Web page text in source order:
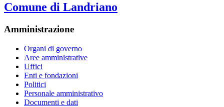
Comune di Landriano
Amministrazione
Organi di governo
Aree amministrative
Uffici
Enti e fondazioni
Politici
Personale amministrativo
Documenti e dati